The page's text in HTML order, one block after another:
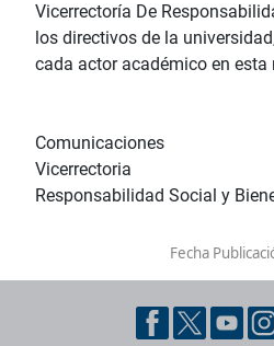
Vicerrectoría De
los directivos de la
cada actor académico en esta
Comunicaciones
Vicerrectoria
Responsabilidad Social y
Fecha